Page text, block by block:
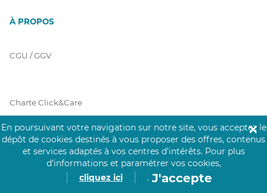
À PROPOS
CGU / GGV
Charte Click&Care
Code de Déontologie
En poursuivant votre navigation sur notre site, vous acceptez le
dépôt de cookies destinés à vous proposer des offres, contenus
et services adaptés à vos centres d’intérêts. Pour plus
d’informations et paramétrer vos cookies,
cliquez ici
. J'accepte
✕